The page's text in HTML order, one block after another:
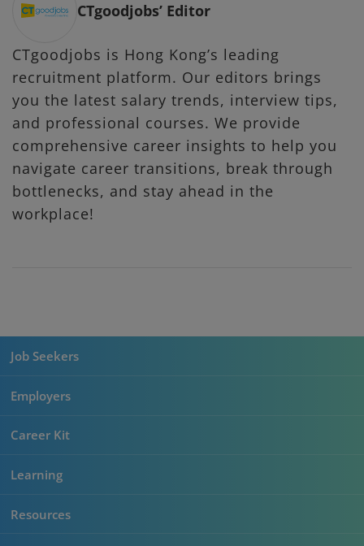
CTgoodjobs’ Editor
CTgoodjobs is Hong Kong’s leading
recruitment platform. Our editors brings
you the latest salary trends, interview tips,
and professional courses. We provide
comprehensive career insights to help you
navigate career transitions, break through
bottlenecks, and stay ahead in the
workplace!
Job Seekers
Employers
Career Kit
Learning
Resources